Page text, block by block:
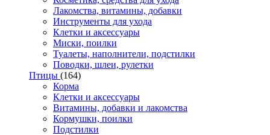
Лакомства, витамины, добавки
Инструменты для ухода
Клетки и аксессуары
Миски, поилки
Туалеты, наполнители, подстилки
Поводки, шлеи, рулетки
Птицы (164)
Корма
Клетки и аксессуары
Витамины, добавки и лакомства
Кормушки, поилки
Подстилки